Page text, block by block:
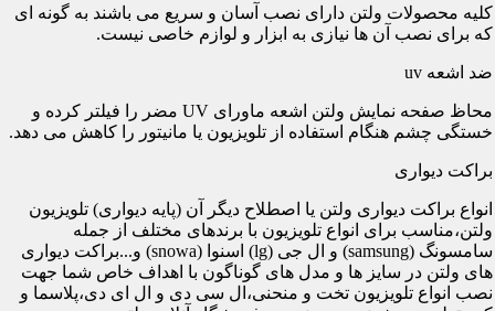
کلیه محصولات ولتن دارای نصب آسان و سریع می باشند به گونه ای
که برای نصب آن ها نیازی به ابزار و لوازم خاصی نیست.
ضد اشعه uv
محاظ صفحه نمایش ولتن اشعه ماورای UV مضر را فیلتر کرده و
خستگی چشم هنگام استفاده از تلویزیون یا مانیتور را کاهش می دهد.
براکت دیواری
انواع براکت دیواری ولتن یا اصطلاح دیگر آن (پایه دیواری) تلویزیون
ولتن،مناسب برای انواع تلویزیون با برندهای مختلف از جمله
سامسونگ (samsung) و ال جی (lg) اسنوا (snowa) و...براکت دیواری
های ولتن در سایز ها و مدل های گوناگون با اهداف خاص شما جهت
نصب انواع تلویزیون تخت و منحنی،ال سی دی و ال ای دی،پلاسما و